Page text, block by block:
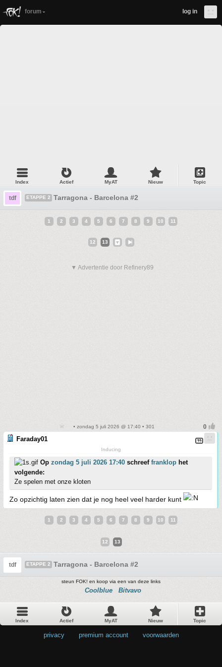
forum log in
Index Actief MyAT Nieuw Topic
tdf ETAPPE 2 Tarragona - Barcelona #2
1 2 3 4 5 6 7 8 9 10 11
12 13
▼ Advertentie door Refinery89
• zondag 5 juli 2026 @ 17:40 • 301
Faraday01
Inducing
Op zondag 5 juli 2026 17:40 schreef franklop het
volgende:
Ze spelen met onze kloten
Zo opzichtig laten zien dat je nog heel veel harder kunt
1 2 3 4 5 6 7 8 9 10 11
12 13
tdf ETAPPE 2 Tarragona - Barcelona #2
steun FOK! en koop via een van deze links
Coolblue Bitvavo
Index Actief MyAT Nieuw Topic
privacy premium account voorwaarden